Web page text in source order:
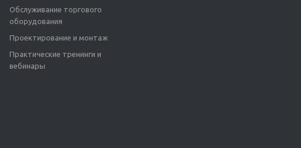
Обслуживание торгового
оборудования
Проектирование и монтаж
Практические тренинги и
вебинары